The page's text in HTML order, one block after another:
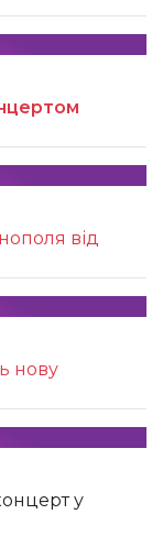
від
нову
у